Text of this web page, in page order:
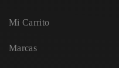
Mi Carrito
Marcas